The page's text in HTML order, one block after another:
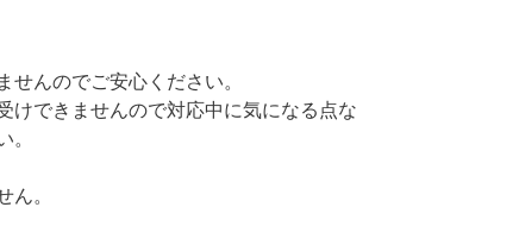
せんのでご安心ください。
けできませんので対応中に気になる点な
。
ん。